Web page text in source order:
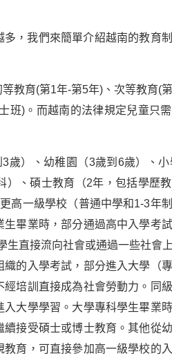
，我們來簡單介紹越南的教育
教育(第1年-第5年)、次等教育(
班)。而越南的法律規定兒童只
歲）、幼稚園（3歲到6歲）、
、碩士教育（2年，包括學歷
高一級學校（普通中學和1-3年
畢業時，部分通過高中入學考
直接流向社會或通過一些社會
的入學考試，部分進入大學（
培訓直接成為社會勞動力。同
大學學習。大學專科學生畢業
接受碩士或博士教育。其他從
育，可直接參加高一級學校的